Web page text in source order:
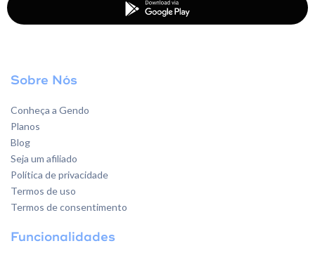
Sobre Nós
Conheça a Gendo
Planos
Blog
Seja um afiliado
Política de privacidade
Termos de uso
Termos de consentimento
Funcionalidades